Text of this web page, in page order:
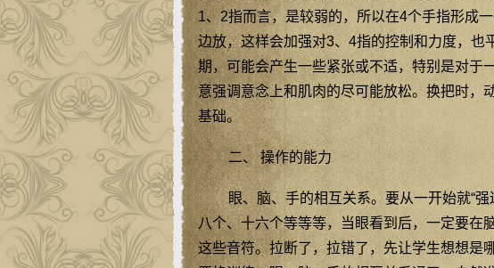
1、2指而言，是较弱的，所以在4个手指形成
边放，这样会加强对3、4指的控制和力度，也
期，可能会产生一些紧张或不适，特别是对于
意强调意念上和肌肉的尽可能放松。换把时，
基础。
二、 操作的能力
眼、脑、手的相互关系。要从一开始就“
八个、十六个等等等，当眼看到后，一定要在
这些音符。拉断了，拉错了，先让学生想想是